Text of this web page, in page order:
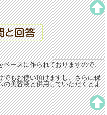
ベースに作られておりますので、
でもお使い頂けますし、さらに保
の美容液と併用していただくとよ